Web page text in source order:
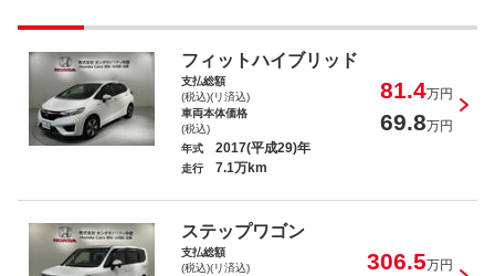
タント ＸＳＡ
フィットハイブリッド
支払総額
(税込)(リ済込)
81.4万円
車両本体価格
(税込)
69.8万円
年式 2017(平成29)年
走行 7.1万km
ステップワゴン
支払総額
(税込)(リ済込)
306.5万円